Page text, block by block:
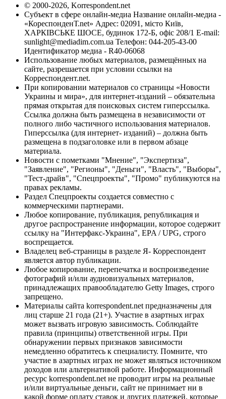
© 2000-2026, Korrespondent.net
Субъект в сфере онлайн-медиа Название онлайн-медиа -
«КореспонденТ.net» Адрес: 02091, місто Київ,
ХАРКІВСЬКЕ ШОСЕ, будинок 172-Б, офіс 208/1 E-mail:
sunlight@mediadim.com.ua Телефон: 044-205-43-00
Идентификатор медиа - R40-06068
Использование любых материалов, размещённых на
сайте, разрешается при условии ссылки на
Корреспондент.net.
При копировании материалов со страницы «Новости
Украины и мира», для интернет-изданий – обязательна
прямая открытая для поисковых систем гиперссылка.
Ссылка должна быть размещена в независимости от
полного либо частичного использования материалов.
Гиперссылка (для интернет- изданий) – должна быть
размещена в подзаголовке или в первом абзаце
материала.
Новости с пометками "Мнение", "Экспертиза",
"Заявление", "Регионы", "Деньги", "Власть", "Выборы",
"Тест-драйв", "Спецпроекты", "Промо" публикуются на
правах рекламы.
Раздел Спецпроекты создается совместно с
коммерческими партнерами.
Любое копирование, публикация, републикация и
другое распространение информации, которое содержит
ссылку на "Интерфакс-Украина", EPA / UPG, строго
воспрещается.
Владелец веб-страницы в разделе Я- Корреспондент
является автор публикации.
Любое копирование, перепечатка и воспроизведение
фотографий и/или аудиовизуальных материалов,
принадлежащих правообладателю Getty Images, строго
запрещено.
Материалы сайта korrespondent.net предназначены для
лиц старше 21 года (21+). Участие в азартных играх
может вызвать игровую зависимость. Соблюдайте
правила (принципы) ответственной игры. При
обнаружении первых признаков зависимости
немедленно обратитесь к специалисту. Помните, что
участие в азартных играх не может являться источником
доходов или альтернативой работе. Информационный
ресурс korrespondent.net не проводит игры на реальные
и/или виртуальные деньги, сайт не принимает ни в
какой форме оплату ставок и других платежей, которые